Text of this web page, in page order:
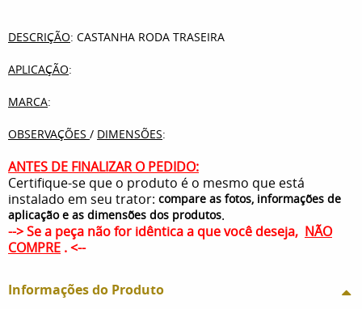
DESCRIÇÃO: CASTANHA RODA TRASEIRA
APLICAÇÃO:
MARCA:
OBSERVAÇÕES / DIMENSÕES:
ANTES DE FINALIZAR O PEDIDO:
Certifique-se que o produto é o mesmo que está
instalado em seu trator: compare as fotos, informações de
aplicação e as dimensões dos produtos.
--> Se a peça não for idêntica a que você deseja, NÃO
COMPRE . <--
Informações do Produto